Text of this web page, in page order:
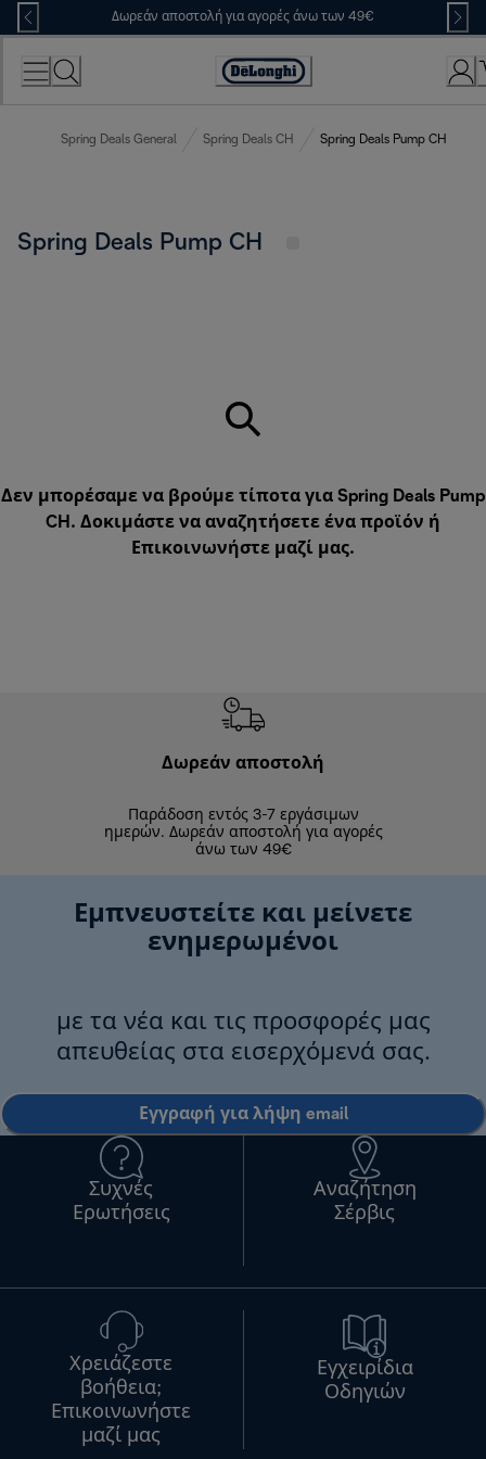
Skip
to
Content
Δωρεάν αποστολή για αγορές άνω των 49€
Accessibility
Spring Deals General Spring Deals CH Spring Deals Pump CH
Spring Deals Pump CH
Δεν μπορέσαμε να βρούμε τίποτα για Spring Deals Pump
CH. Δοκιμάστε να αναζητήσετε ένα προϊόν ή
Επικοινωνήστε μαζί μας.
Δωρεάν αποστολή
Παράδοση εντός 3-7 εργάσιμων
ημερών. Δωρεάν αποστολή για αγορές
άνω των 49€
Εμπνευστείτε και μείνετε
ενημερωμένοι
με τα νέα και τις προσφορές μας
απευθείας στα εισερχόμενά σας.
Εγγραφή για λήψη email
Συχνές
Ερωτήσεις
Αναζήτηση
Σέρβις
Χρειάζεστε
βοήθεια;
Επικοινωνήστε
μαζί μας
Εγχειρίδια
Οδηγιών